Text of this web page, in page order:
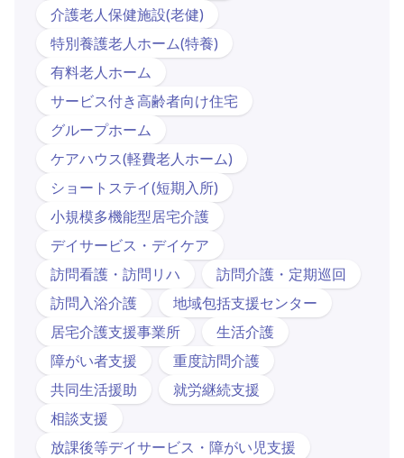
介護老人保健施設(老健)
特別養護老人ホーム(特養)
有料老人ホーム
サービス付き高齢者向け住宅
グループホーム
ケアハウス(軽費老人ホーム)
ショートステイ(短期入所)
小規模多機能型居宅介護
デイサービス・デイケア
訪問看護・訪問リハ
訪問介護・定期巡回
訪問入浴介護
地域包括支援センター
居宅介護支援事業所
生活介護
障がい者支援
重度訪問介護
共同生活援助
就労継続支援
相談支援
放課後等デイサービス・障がい児支援